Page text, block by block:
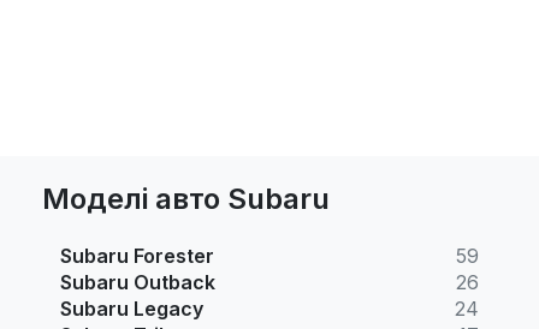
Моделі авто Subaru
Subaru Forester
59
Subaru Outback
26
Subaru Legacy
24